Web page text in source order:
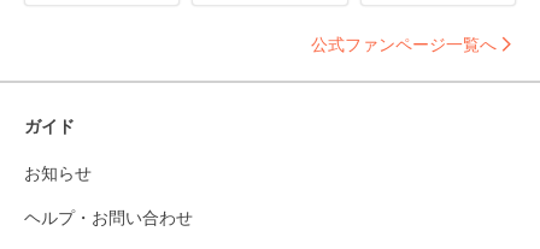
公式ファンページ一覧へ
ガイド
お知らせ
ヘルプ・お問い合わせ